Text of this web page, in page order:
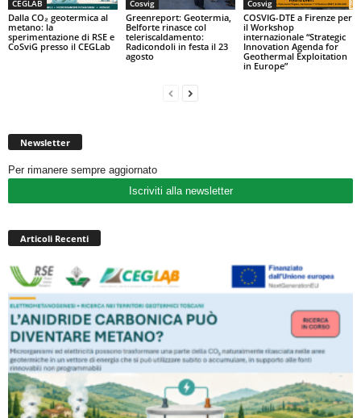
CEGLAB
Dalla CO₂ geotermica al
metano: la
sperimentazione di RSE e
CoSviG presso il CEGLab
Cosvig
Greenreport: Geotermia,
Belforte rinasce col
teleriscaldamento:
Radicondoli in festa il 23
agosto
Cosvig
COSVIG-DTE a Firenze per
il Workshop
internazionale “Strategic
Innovation Agenda for
Geothermal Exploitation
in Europe”
Newsletter
Per rimanere sempre aggiornato
Iscriviti alla newsletter
Articoli Recenti